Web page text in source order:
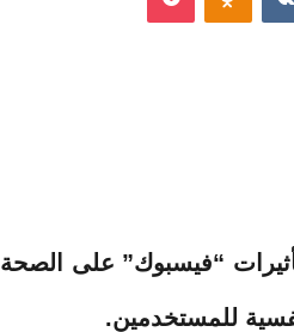
“فيسبوك” على الصحة
للمستخدمين.